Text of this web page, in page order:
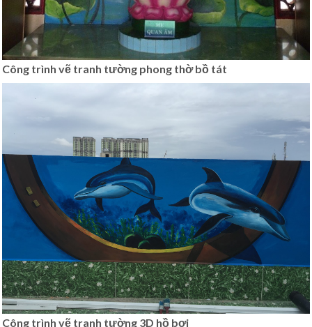
Công trình vẽ tranh tường phong thờ bồ tát
Công trình vẽ tranh tường 3D hồ bơi